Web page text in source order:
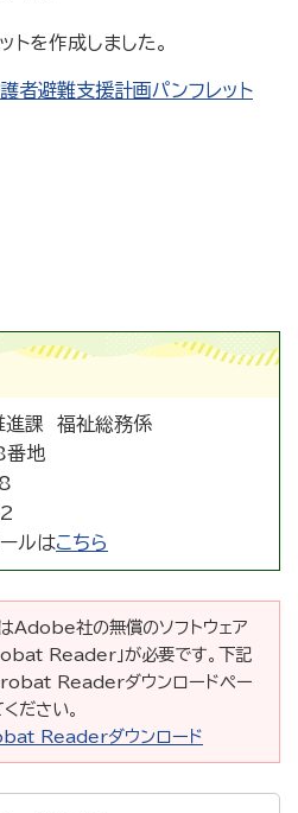
トを作成しました。
者避難支援計画パンフレット
進課 福祉総務係
番地
ルはこちら
Adobe社の無償のソフトウェア
Reader」が必要です。下記
Readerダウンロードペー
ださい。
Readerダウンロード